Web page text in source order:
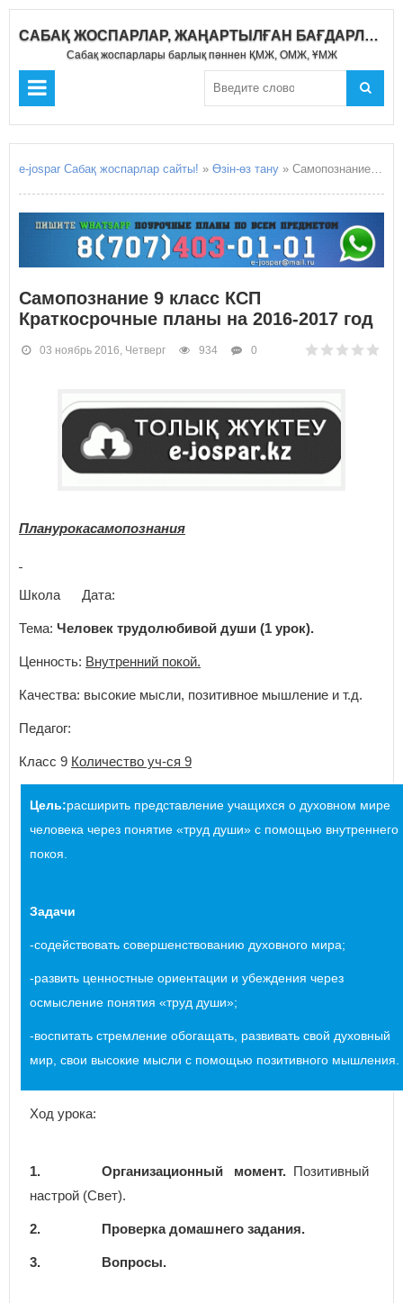
САБАҚ ЖОСПАРЛАР, ЖАҢАРТЫЛҒАН БАҒДАРЛАМА 2019-2020
Сабақ жоспарлары барлық пәннен ҚМЖ, ОМЖ, ҰМЖ
e-jospar Сабақ жоспарлар сайты! » Өзін-өз тану » Самопознание 9 класс КСП Краткосрочные планы на 2016-2017 год
Самопознание 9 класс КСП
Краткосрочные планы на 2016-2017 год
03 ноябрь 2016, Четверг 934 0
Планурокасамопознания
Школа Дата:
Тема: Человек трудолюбивой души (1 урок).
Ценность: Внутренний покой.
Качества: высокие мысли, позитивное мышление и т.д.
Педагог:
Класс 9 Количество уч-ся 9
Цель:расширить представление учащихся о духовном мире
человека через понятие «труд души» с помощью внутреннего
покоя.
Задачи
-содействовать совершенствованию духовного мира;
-развить ценностные ориентации и убеждения через
осмысление понятия «труд души»;
-воспитать стремление обогащать, развивать свой духовный
мир, свои высокие мысли с помощью позитивного мышления.
Ход урока:
1. Организационный момент. Позитивный
настрой (Свет).
2. Проверка домашнего задания.
3.